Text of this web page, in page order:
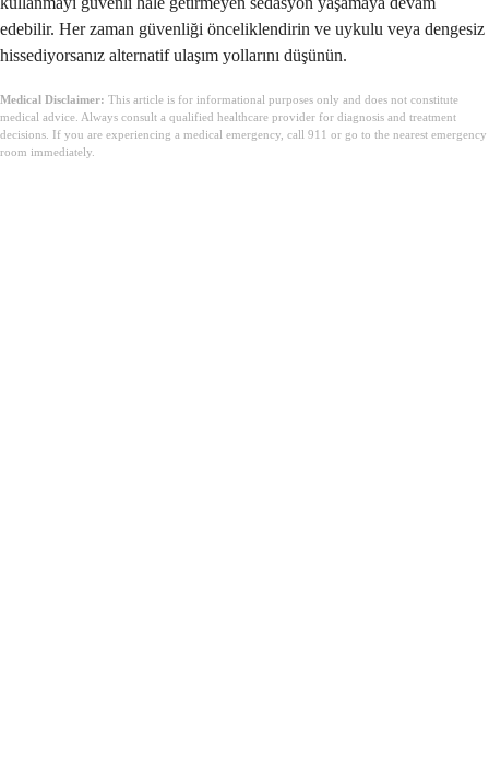
edebilir. Her zaman güvenliği önceliklendirin ve uykulu veya dengesiz
hissediyorsanız alternatif ulaşım yollarını düşünün.
Medical Disclaimer: This article is for informational purposes only and does not constitute
medical advice. Always consult a qualified healthcare provider for diagnosis and treatment
decisions. If you are experiencing a medical emergency, call 911 or go to the nearest emergency
room immediately.